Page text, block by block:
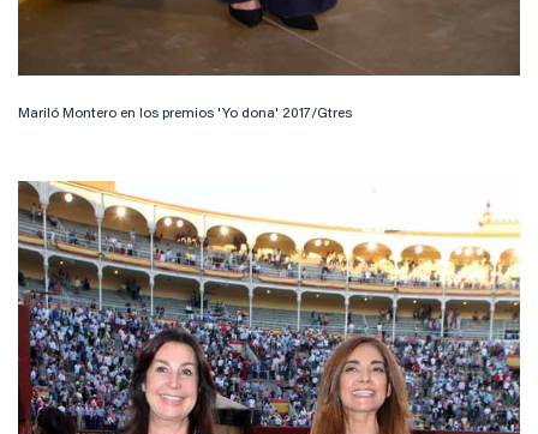
Mariló Montero en los premios 'Yo dona' 2017/Gtres